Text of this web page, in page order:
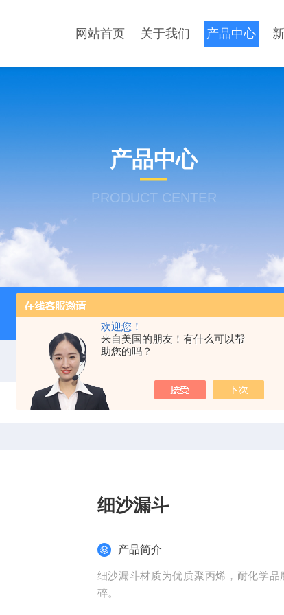
欢迎您！
来自美国的朋友！有什么可以帮
助您的吗？
网站首页 关于我们 产品中心
产品中心
PRODUCT CENTER
当
细沙漏斗
产品简介
细沙漏斗材质为优质聚丙烯，耐化学品
碎。